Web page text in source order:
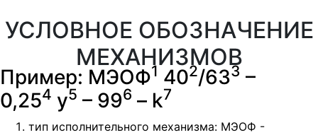
УСЛОВНОЕ ОБОЗНАЧЕНИЕ
МЕХАНИЗМОВ
Пример: МЭОФ1 402/633 –
0,254 у5 – 996 – k7
тип исполнительного механизма: МЭОФ -